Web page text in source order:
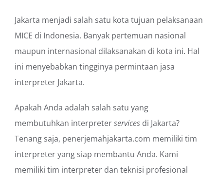
Jakarta menjadi salah satu kota tujuan pelaksanaan
MICE di Indonesia. Banyak pertemuan nasional
maupun internasional dilaksanakan di kota ini. Hal
ini menyebabkan tingginya permintaan jasa
interpreter Jakarta.
Apakah Anda adalah salah satu yang
membutuhkan interpreterservices di Jakarta?
Tenang saja, penerjemahjakarta.com memiliki tim
interpreter yang siap membantu Anda. Kami
memiliki tim interpreter dan teknisi profesional